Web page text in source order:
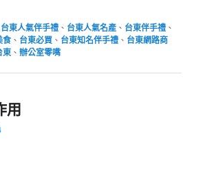
台東人氣伴手禮 、 台東人氣名產 、 台東伴手禮 、
食 、 台東必買 、 台東知名伴手禮 、 台東網路商
東 、辦公室零嘴
用